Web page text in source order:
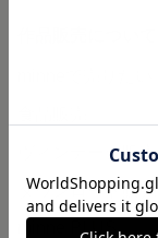
ヴィンテージ販売
ダウンロード販売
minne PLUS